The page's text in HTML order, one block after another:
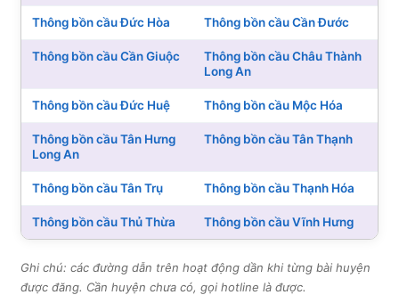
Thông bồn cầu Đức Hòa Thông bồn cầu Cần Đước
Thông bồn cầu Cần Giuộc
Thông bồn cầu Châu Thành
Long An
Thông bồn cầu Đức Huệ Thông bồn cầu Mộc Hóa
Thông bồn cầu Tân Hưng
Long An
Thông bồn cầu Tân Thạnh
Thông bồn cầu Tân Trụ Thông bồn cầu Thạnh Hóa
Thông bồn cầu Thủ Thừa Thông bồn cầu Vĩnh Hưng
Ghi chú: các đường dẫn trên hoạt động dần khi từng bài huyện
được đăng. Cần huyện chưa có, gọi hotline là được.